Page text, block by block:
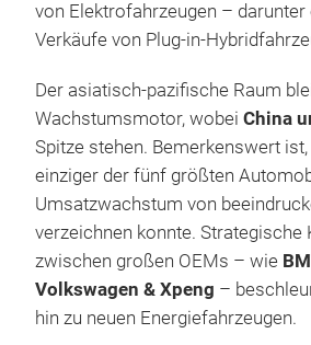
von Elektrofahrzeugen – darunter
Verkäufe von Plug-in-
Der asiatisch-pazifische Raum
Wachstumsmotor, wobei China
Spitze stehen. Bemerkenswert
einziger der fünf größten
Umsatzwachstum von
verzeichnen konnte. Strategische
zwischen großen OEMs – wie
Volkswagen & Xpeng –
hin zu neuen Energiefahrzeugen.